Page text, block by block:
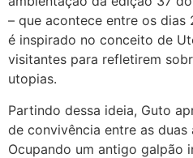
– que acontece entre os
é inspirado no conceito de
visitantes para refletirem
utopias.
Partindo dessa ideia, Guto
de convivência entre as duas
Ocupando um antigo galpão